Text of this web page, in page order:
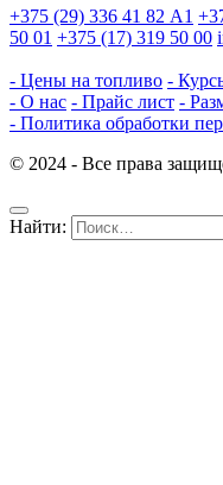
+375 (29) 336 41 82 А1
50 01 +375 (17) 319 50 00
- Цены на топливо -
- О нас - Прайс лист -
- Политика обработки
© 2024 - Все права
Найти: